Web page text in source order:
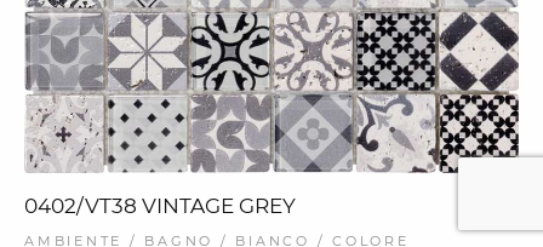
0402/VT38 VINTAGE GREY
AMBIENTE / BAGNO / BIANCO / COLORE